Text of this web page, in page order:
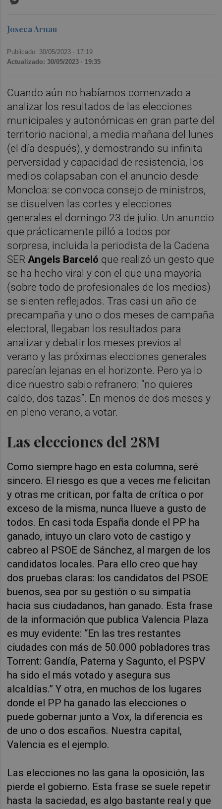
Joseca Arnau
Publicado: 30/05/2023 · 17:19
Actualizado: 30/05/2023 · 19:35
Cuando aún no habíamos comenzado a
analizar los resultados de las elecciones
municipales y autonómicas en gran parte del
territorio nacional, a media mañana del lunes
(el día después), y demostrando su infinita
perversidad y capacidad de resistencia, los
medios colapsaban con el anuncio desde
Moncloa: se convoca consejo de ministros,
se disuelven las cortes y elecciones
generales el domingo 23 de julio. Un anuncio
que prácticamente pilló a todos por
sorpresa, incluida la periodista de la Cadena
SER Angels Barceló que realizó un gesto que
se ha hecho viral y con el que una mayoría
(sobre todo de profesionales de los medios)
se sienten reflejados. Tras casi un año de
precampaña y uno o dos meses de campaña
electoral, llegaban los resultados para
analizar y debatir los meses previos al
verano y las próximas elecciones generales
parecían lejanas en el horizonte. Pero ya lo
dice nuestro sabio refranero: “no quieres
caldo, dos tazas”. En menos de dos meses y
en pleno verano, a votar.
Las elecciones del 28M
Como siempre hago en esta columna, seré
sincero. El riesgo es que a veces me felicitan
y otras me critican, por falta de crítica o por
exceso de la misma, nunca llueve a gusto de
todos. En casi toda España donde el PP ha
ganado, intuyo un claro voto de castigo y
cabreo al PSOE de Sánchez, al margen de los
candidatos locales. Para ello creo que hay
dos pruebas claras: los candidatos del PSOE
buenos, sea por su gestión o su simpatía
hacia sus ciudadanos, han ganado. Esta frase
de la información que publica Valencia Plaza
es muy evidente: “En las tres restantes
ciudades con más de 50.000 pobladores tras
Torrent: Gandía, Paterna y Sagunto, el PSPV
ha sido el más votado y asegura sus
alcaldías.” Y otra, en muchos de los lugares
donde el PP ha ganado las elecciones o
puede gobernar junto a Vox, la diferencia es
de uno o dos escaños. Nuestra capital,
Valencia es el ejemplo.
Las elecciones no las gana la oposición, las
pierde el gobierno. Esta frase se suele repetir
hasta la saciedad, es algo bastante real y que